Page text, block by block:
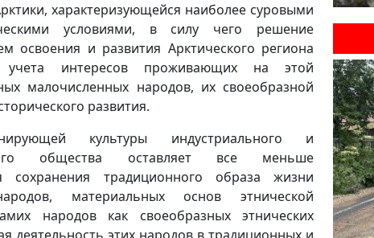
характеризующейся наиболее суровыми
условиями, в силу чего решение
освоения и развития Арктического региона
интересов проживающих на этой
малочисленных народов, их своеобразной
развития.
культуры индустриального и
общества оставляет все меньше
сохранения традиционного образа жизни
материальных основ этнической
народов как своеобразных этнических
деятельность этих народов в традиционных и